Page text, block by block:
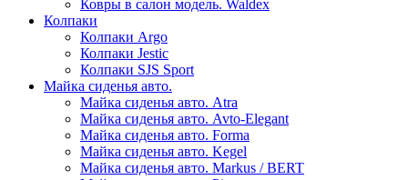
Ковры в салон модель. Waldex
Колпаки
Колпаки Argo
Колпаки Jestic
Колпаки SJS Sport
Майка сиденья авто.
Майка сиденья авто. Atra
Майка сиденья авто. Avto-Elegant
Майка сиденья авто. Forma
Майка сиденья авто. Kegel
Майка сиденья авто. Markus / BERT